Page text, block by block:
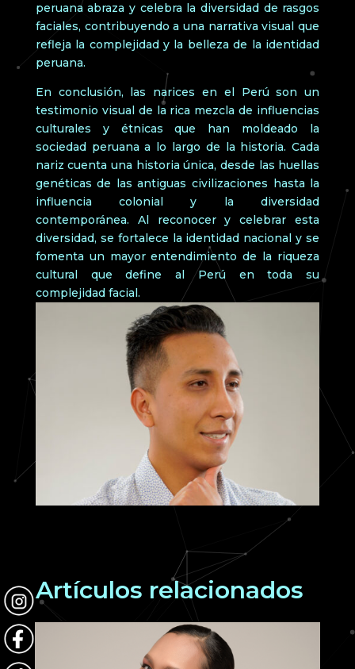
peruana abraza y celebra la diversidad de rasgos
faciales, contribuyendo a una narrativa visual que
refleja la complejidad y la belleza de la identidad
peruana.
En conclusión, las narices en el Perú son un
testimonio visual de la rica mezcla de influencias
culturales y étnicas que han moldeado la
sociedad peruana a lo largo de la historia. Cada
nariz cuenta una historia única, desde las huellas
genéticas de las antiguas civilizaciones hasta la
influencia colonial y la diversidad
contemporánea. Al reconocer y celebrar esta
diversidad, se fortalece la identidad nacional y se
fomenta un mayor entendimiento de la riqueza
cultural que define al Perú en toda su
complejidad facial.
Artículos relacionados